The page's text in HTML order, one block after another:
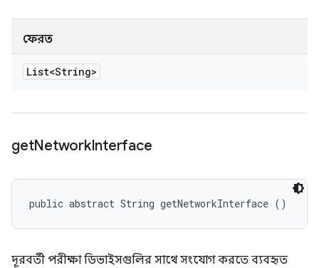
ফেরত
List<String>
getNetworkInterface
public abstract String getNetworkInterface ()
দূরবর্তী পরীক্ষা ডিভাইসগুলির সাথে সংযোগ করতে ব্যবহৃত